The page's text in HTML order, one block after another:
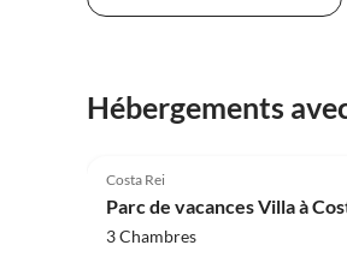
Hébergements
Costa Rei
Parc de vacances Villa à
3 Chambres